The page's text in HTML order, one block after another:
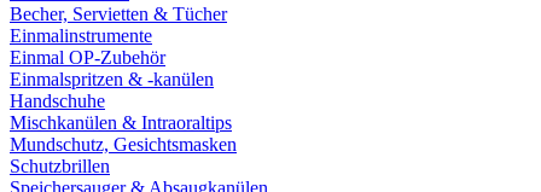
Becher, Servietten & Tücher
Einmalinstrumente
Einmal OP-Zubehör
Einmalspritzen & -kanülen
Handschuhe
Mischkanülen & Intraoraltips
Mundschutz, Gesichtsmasken
Schutzbrillen
Speichersauger & Absaugkanülen